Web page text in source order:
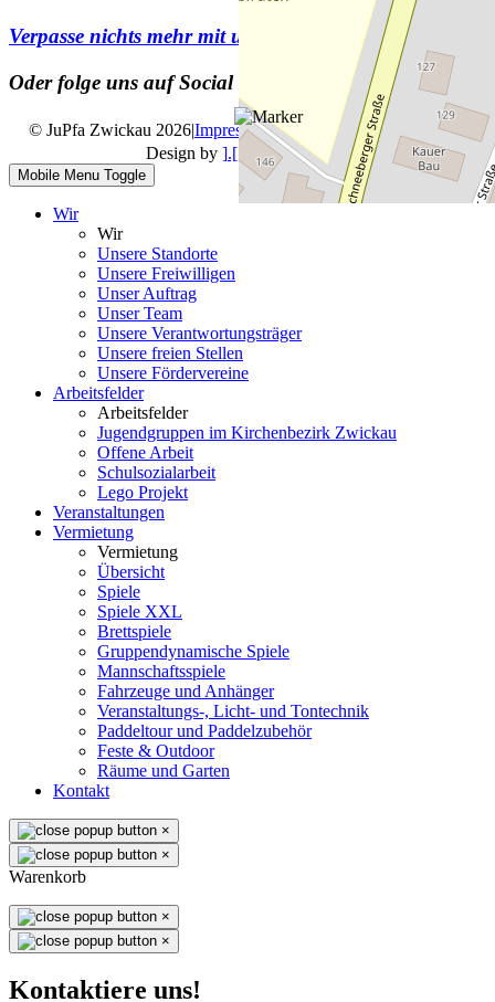
Verpasse nichts mehr mit unserem
Newsletter
Oder folge uns auf Social Media
© JuPfa Zwickau 2026|Impressum|Datenschutz|
Design by ].[ mediengestalter
Mobile Menu Toggle
Wir
Wir
Unsere Standorte
Unsere Freiwilligen
Unser Auftrag
Unser Team
Unsere Verantwortungsträger
Unsere freien Stellen
Unsere Fördervereine
Arbeitsfelder
Arbeitsfelder
Jugendgruppen im Kirchenbezirk Zwickau
Offene Arbeit
Schulsozialarbeit
Lego Projekt
Veranstaltungen
Vermietung
Vermietung
Übersicht
Spiele
Spiele XXL
Brettspiele
Gruppendynamische Spiele
Mannschaftsspiele
Fahrzeuge und Anhänger
Veranstaltungs-, Licht- und Tontechnik
Paddeltour und Paddelzubehör
Feste & Outdoor
Räume und Garten
Kontakt
×
×
Warenkorb
×
×
Kontaktiere uns!